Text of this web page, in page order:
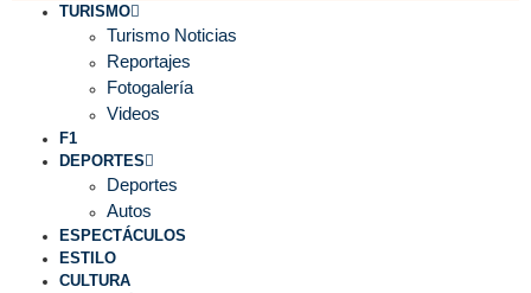
TURISMO
Turismo Noticias
Reportajes
Fotogalería
Videos
F1
DEPORTES
Deportes
Autos
ESPECTÁCULOS
ESTILO
CULTURA